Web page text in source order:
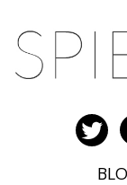
Inhalt
springen